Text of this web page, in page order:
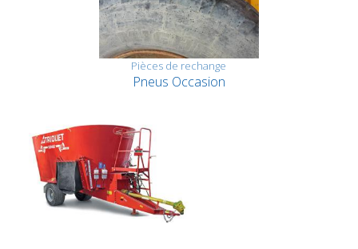
Pièces de rechange
Pneus Occasion